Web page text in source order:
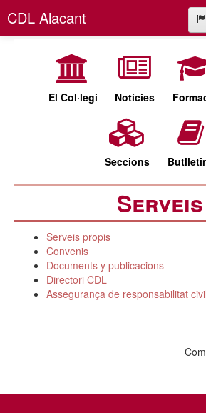
CDL Alacant
cdl@cdlalicante.org
El Col·legi Notícies
Seccions
Serveis
Serveis propis
Convenis
Documents y publicacions
Directori CDL
Assegurança de responsabilitat civil